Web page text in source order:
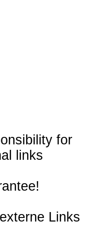
for
links
Links